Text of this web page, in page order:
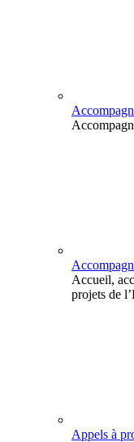
Accueil,
projets de
Appels à